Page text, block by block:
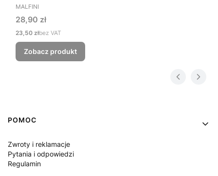
PRODUCENT
MALFINI
Cena
28,90 zł
Cena
23,50 złbez VAT
Zobacz produkt
Linki w stopce
POMOC
Zwroty i reklamacje
Pytania i odpowiedzi
Regulamin